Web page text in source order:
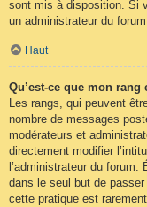
sont mis à disposition. Si
un administrateur du forum.
Haut
Qu’est-ce que mon
Les rangs, qui peuvent
nombre de messages
modérateurs et
directement modifier
l’administrateur du
dans le seul but de
cette pratique est